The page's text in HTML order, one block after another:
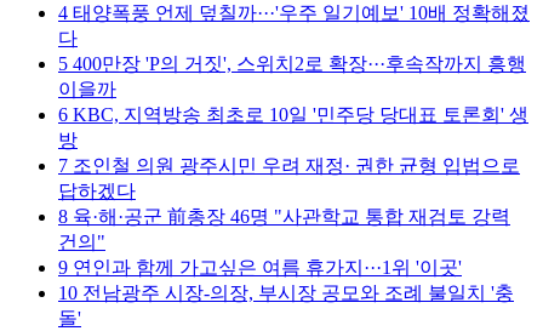
4 태양폭풍 언제 덮칠까···'우주 일기예보' 10배 정확해졌
다
5 400만장 'P의 거짓', 스위치2로 확장···후속작까지 흥행
이을까
6 KBC, 지역방송 최초로 10일 '민주당 당대표 토론회' 생
방
7 조인철 의원 광주시민 우려 재정· 권한 균형 입법으로
답하겠다
8 육·해·공군 前총장 46명 "사관학교 통합 재검토 강력
건의"
9 연인과 함께 가고싶은 여름 휴가지···1위 '이곳'
10 전남광주 시장-의장, 부시장 공모와 조례 불일치 '충
돌'